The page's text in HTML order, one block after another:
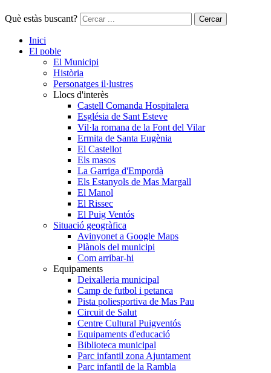
Què estàs buscant? Cercar
Inici
El poble
El Municipi
Història
Personatges il·lustres
Llocs d'interès
Castell Comanda Hospitalera
Església de Sant Esteve
Vil·la romana de la Font del Vilar
Ermita de Santa Eugènia
El Castellot
Els masos
La Garriga d'Empordà
Els Estanyols de Mas Margall
El Manol
El Rissec
El Puig Ventós
Situació geogràfica
Avinyonet a Google Maps
Plànols del municipi
Com arribar-hi
Equipaments
Deixalleria municipal
Camp de futbol i petanca
Pista poliesportiva de Mas Pau
Circuit de Salut
Centre Cultural Puigventós
Equipaments d'educació
Biblioteca municipal
Parc infantil zona Ajuntament
Parc infantil de la Rambla